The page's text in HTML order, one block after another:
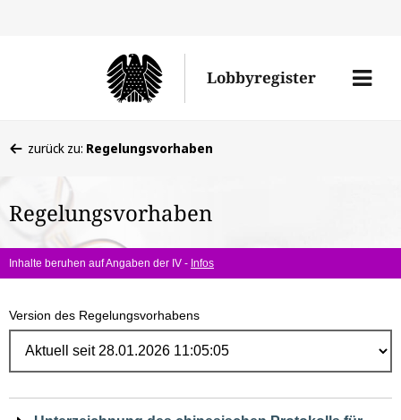
Lobbyregister
Menü
befinden
hier:
zurück zu: Regelungsvorhaben
Regelungsvorhaben
Inhalte beruhen auf Angaben der IV - Infos
Version des Regelungsvorhabens